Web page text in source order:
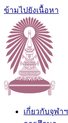
ข้ามไปยังเนื้อหา
เกี่ยวกับจุฬาฯ